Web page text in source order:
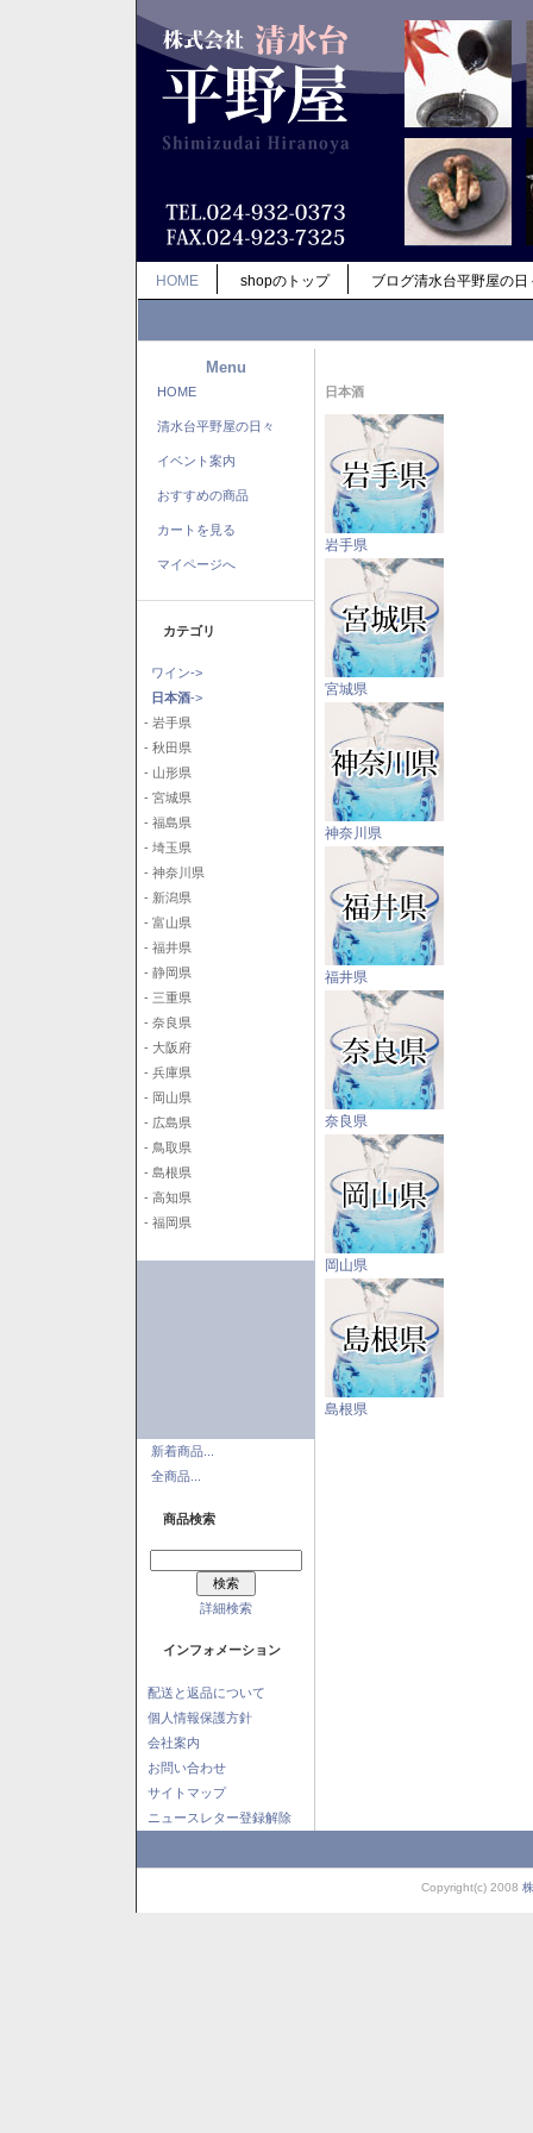
HOME shopのトップ ブログ清水台平野屋の日
Menu
HOME
清水台平野屋の日々
イベント案内
おすすめの商品
カートを見る
マイページへ
カテゴリ
ワイン->
日本酒->
- 岩手県
- 秋田県
- 山形県
- 宮城県
- 福島県
- 埼玉県
- 神奈川県
- 新潟県
- 富山県
- 福井県
- 静岡県
- 三重県
- 奈良県
- 大阪府
- 兵庫県
- 岡山県
- 広島県
- 鳥取県
- 島根県
- 高知県
- 福岡県
新着商品...
全商品...
商品検索
詳細検索
インフォメーション
配送と返品について
個人情報保護方針
会社案内
お問い合わせ
サイトマップ
ニュースレター登録解除
日本酒
岩手県
宮城県
神奈川県
福井県
奈良県
岡山県
島根県
Copyright(c) 2008